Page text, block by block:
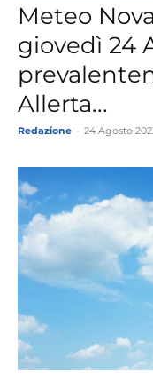
Meteo
giovedì 24
Allerta...
Redazione 24 Agosto